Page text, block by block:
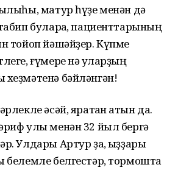
матур һүҙе менән дә
булараҡ, пациенттарының
тойоп йәшәйҙер. Күпме
ғүмере нәҡ уларҙың
бәйләнгән!
әсәй, яратҡан ҡатын да.
улы менән 32 йыл бергә
Улдары Артур ҙа, ҡыҙҙары
белгестәр, тормошта